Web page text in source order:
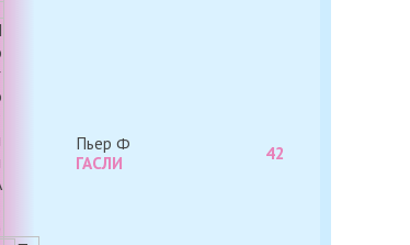
Пьер
ГАСЛИ
42